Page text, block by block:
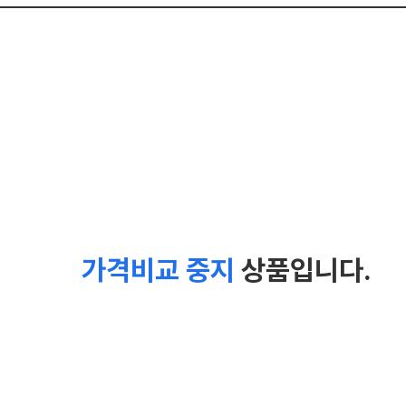
가격비교 중지 상품입니다.